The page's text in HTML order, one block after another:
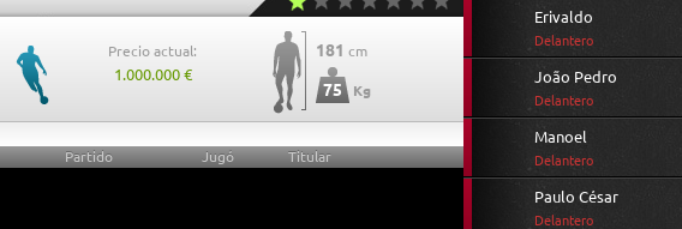
Precio actual:
1.000.000 €
181 cm
75 Kg
Partido Jugó Titular
Erivaldo
Delantero
João Pedro
Delantero
Manoel
Delantero
Paulo César
Delantero